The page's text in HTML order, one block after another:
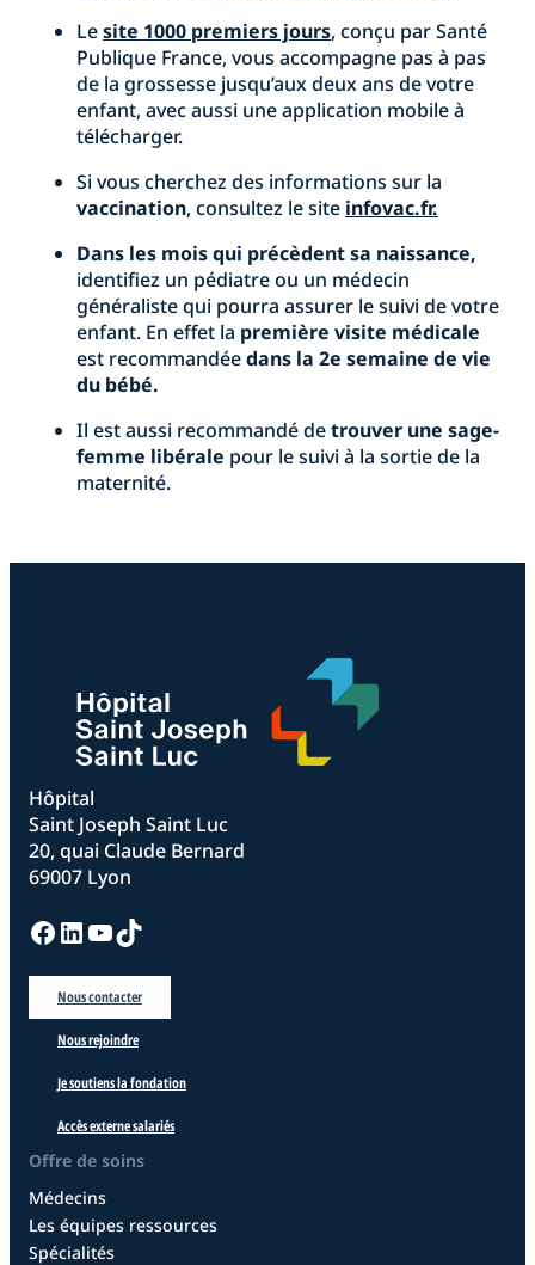
Lesite 1000 premiers jours, conçu par Santé
Publique France, vous accompagne pas à pas
de la grossesse jusqu’aux deux ans de votre
enfant, avec aussi une application mobile à
télécharger.
Si vous cherchez des informations sur la
vaccination, consultez le site infovac.fr.
Dans les mois qui précèdent sa naissance,
identifiez un pédiatre ou un médecin
généraliste qui pourra assurer le suivi de votre
enfant. En effet la première visite médicale
est recommandéedans la 2e semaine de vie
du bébé.
Il est aussi recommandé detrouver une sage-
femme libérale pour le suivi à la sortie de la
maternité.
Hôpital
Saint Joseph Saint Luc
20, quai Claude Bernard
69007 Lyon
Facebook LinkedIn YouTube TikTok
Nous contacter
Nous rejoindre
Je soutiens la fondation
Accès externe salariés
Offre de soins
Médecins
Les équipes ressources
Spécialités